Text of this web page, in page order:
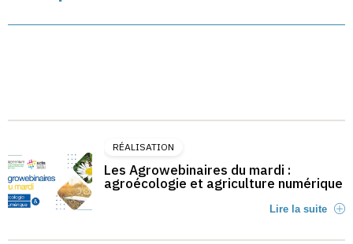
RÉALISATION
Les Agrowebinaires du mardi :
agroécologie et agriculture numérique
Lire la suite